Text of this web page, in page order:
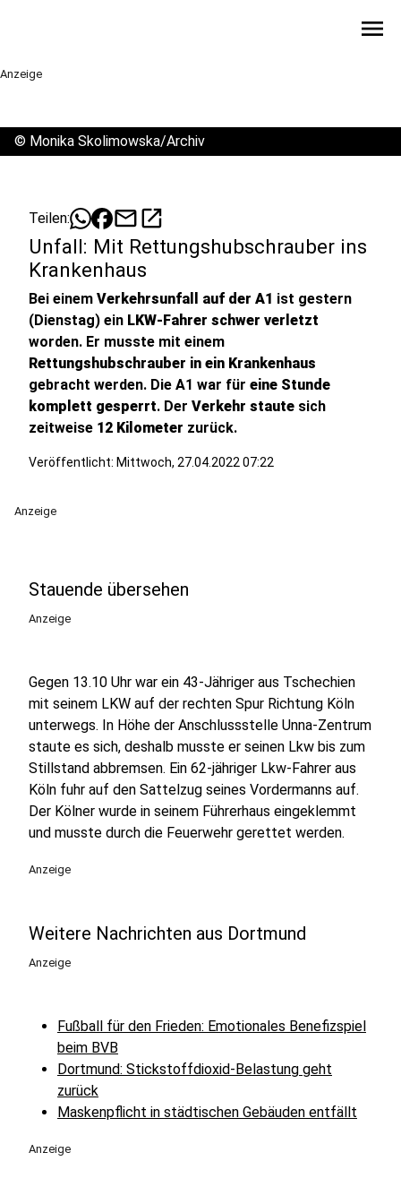
menu
Anzeige
© Monika Skolimowska/Archiv
Teilen: mailopen_in_new
Unfall: Mit Rettungshubschrauber ins
Krankenhaus
Bei einem Verkehrsunfall auf der A1 ist gestern
(Dienstag) ein LKW-Fahrer schwer verletzt
worden. Er musste mit einem
Rettungshubschrauber in ein Krankenhaus
gebracht werden. Die A1 war für eine Stunde
komplett gesperrt. Der Verkehr staute sich
zeitweise 12 Kilometer zurück.
Veröffentlicht: Mittwoch, 27.04.2022 07:22
Anzeige
Stauende übersehen
Anzeige
Gegen 13.10 Uhr war ein 43-Jähriger aus Tschechien
mit seinem LKW auf der rechten Spur Richtung Köln
unterwegs. In Höhe der Anschlussstelle Unna-Zentrum
staute es sich, deshalb musste er seinen Lkw bis zum
Stillstand abbremsen. Ein 62-jähriger Lkw-Fahrer aus
Köln fuhr auf den Sattelzug seines Vordermanns auf.
Der Kölner wurde in seinem Führerhaus eingeklemmt
und musste durch die Feuerwehr gerettet werden.
Anzeige
Weitere Nachrichten aus Dortmund
Anzeige
Fußball für den Frieden: Emotionales Benefizspiel
beim BVB
Dortmund: Stickstoffdioxid-Belastung geht
zurück
Maskenpflicht in städtischen Gebäuden entfällt
Anzeige